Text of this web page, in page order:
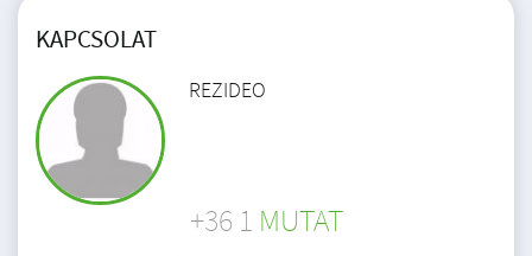
KAPCSOLAT
REZIDEO
+36 1 MUTAT